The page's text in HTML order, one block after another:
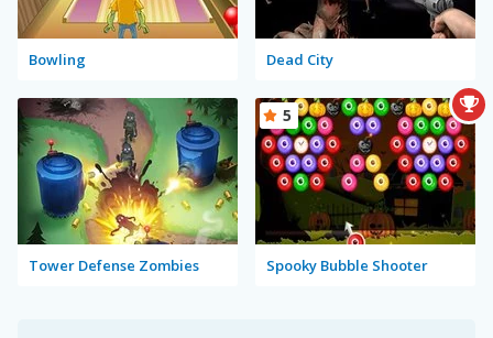
Bowling Dead City
Tower Defense Zombies Spooky Bubble Shooter
5